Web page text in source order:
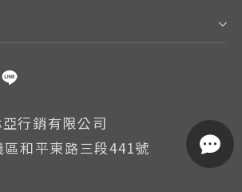
行銷有限公司
和平東路三段441號
允許我們網站的正常工作、個性化設計內